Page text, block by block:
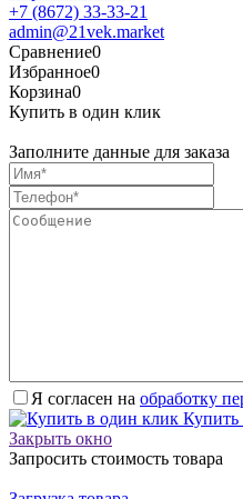
+7 (8672) 33-33-21
admin@21vek.market
Сравнение0
Избранное0
Корзина0
Купить в один клик
Заполните данные для заказа
Я согласен на обработку
Купить
Закрыть окно
Запросить стоимость товара